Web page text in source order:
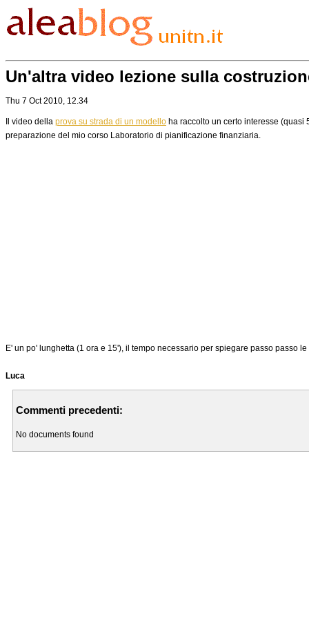
Un'altra video lezione sulla
Thu 7 Oct 2010, 12.34
Il video della prova su strada di un modello ha raccolto un certo interesse
preparazione del mio corso Laboratorio di pianificazione finanziaria.
E' un po' lunghetta (1 ora e 15'), il tempo necessario per spiegare passo passo
Luca
Commenti precedenti:
No documents found